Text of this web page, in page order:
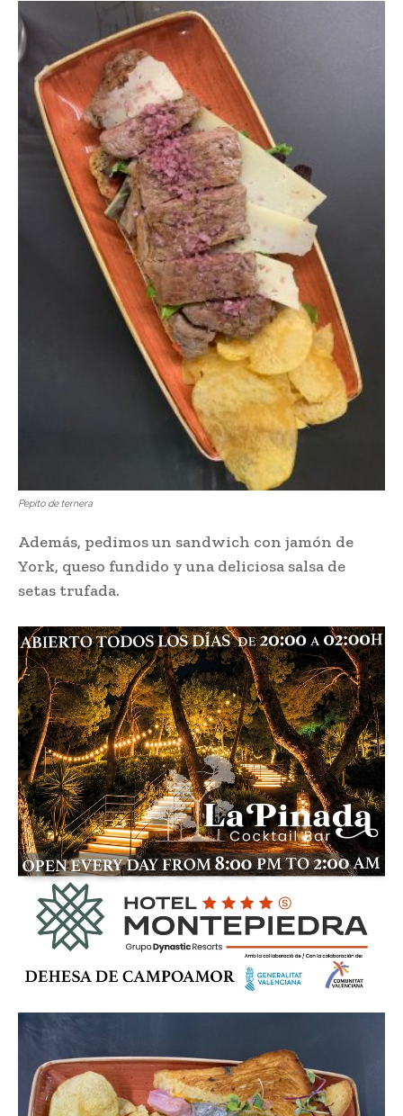
Pepito de ternera
Además, pedimos un sandwich con jamón de
York, queso fundido y una deliciosa salsa de
setas trufada.